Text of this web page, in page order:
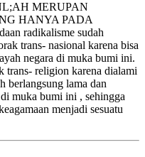
MERUPAN
HANYA PADA
radikalisme sudah
trans- nasional karena bisa
negara di muka bumi ini.
trans- religion karena dialami
berlangsung lama dan
muka bumi ini , sehingga
menjadi sesuatu